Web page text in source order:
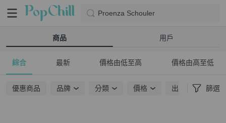
Proenza Schouler
商品 用戶
綜合 最新 價格由低至高 價格由高至低
優惠商品 品牌 分類 價格 出貨地點 篩選